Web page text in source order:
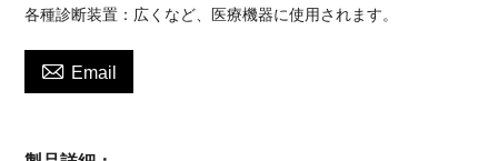
各種診断装置：広くなど、医療機器に使用されます。
 Email